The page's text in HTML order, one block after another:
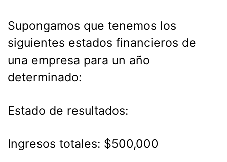
Supongamos que tenemos los
siguientes estados financieros de
una empresa para un año
determinado:
Estado de resultados:
Ingresos totales: $500,000